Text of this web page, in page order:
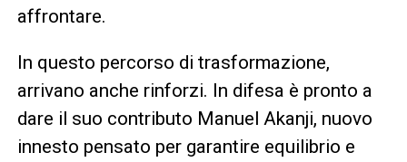
affrontare.
In questo percorso di trasformazione,
arrivano anche rinforzi. In difesa è pronto a
dare il suo contributo Manuel Akanji, nuovo
innesto pensato per garantire equilibrio e